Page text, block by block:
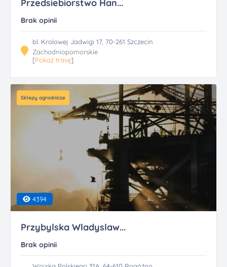
Przedsiebiorstwo Han...
Brak opinii
bl. Krolowej Jadwigi 17, 70-261 Szczecin
Zachodniopomorskie
[Pokaż trasę]
Sklepy ogrodnicze
4394
Przybylska Wladyslaw...
Brak opinii